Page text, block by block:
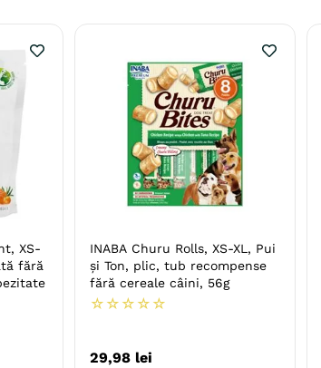
XS-
fără
INABA Churu Rolls, XS-XL, Pui
și Ton, plic, tub recompense
fără cereale câini, 56g
☆ ☆ ☆ ☆ ☆
29,98 lei